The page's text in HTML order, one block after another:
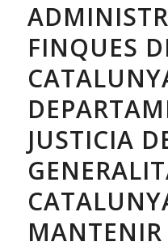
FINQUES
JUSTICIA
MANTENIR